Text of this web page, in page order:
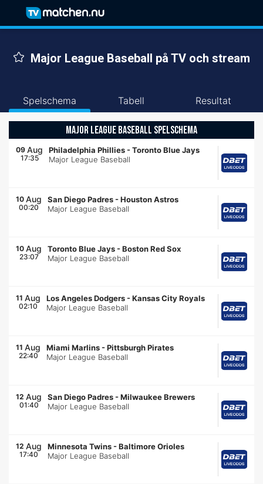
Major League Baseball på TV och stream
Spelschema Tabell Resultat
MAJOR LEAGUE BASEBALL SPELSCHEMA
09 Aug
17:35
Philadelphia Phillies -Toronto Blue Jays
Major League Baseball
10 Aug
00:20
San Diego Padres -Houston Astros
Major League Baseball
10 Aug
23:07
Toronto Blue Jays -Boston Red Sox
Major League Baseball
11 Aug
02:10
Los Angeles Dodgers -Kansas City Royals
Major League Baseball
11 Aug
22:40
Miami Marlins -Pittsburgh Pirates
Major League Baseball
12 Aug
01:40
San Diego Padres -Milwaukee Brewers
Major League Baseball
12 Aug
17:40
Minnesota Twins -Baltimore Orioles
Major League Baseball